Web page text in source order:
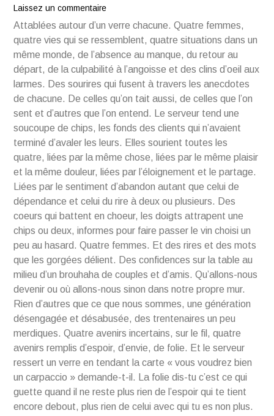
Laissez un commentaire
Attablées autour d’un verre chacune. Quatre femmes,
quatre vies qui se ressemblent, quatre situations dans un
même monde, de l’absence au manque, du retour au
départ, de la culpabilité à l’angoisse et des clins d’oeil aux
larmes. Des sourires qui fusent à travers les anecdotes
de chacune. De celles qu’on tait aussi, de celles que l’on
sent et d’autres que l’on entend. Le serveur tend une
soucoupe de chips, les fonds des clients qui n’avaient
terminé d’avaler les leurs. Elles sourient toutes les
quatre, liées par la même chose, liées par le même plaisir
et la même douleur, liées par l’éloignement et le partage.
Liées par le sentiment d’abandon autant que celui de
dépendance et celui du rire à deux ou plusieurs. Des
coeurs qui battent en choeur, les doigts attrapent une
chips ou deux, informes pour faire passer le vin choisi un
peu au hasard. Quatre femmes. Et des rires et des mots
que les gorgées délient. Des confidences sur la table au
milieu d’un brouhaha de couples et d’amis. Qu’allons-nous
devenir ou où allons-nous sinon dans notre propre mur.
Rien d’autres que ce que nous sommes, une génération
désengagée et désabusée, des trentenaires un peu
merdiques. Quatre avenirs incertains, sur le fil, quatre
avenirs remplis d’espoir, d’envie, de folie. Et le serveur
ressert un verre en tendant la carte « vous voudrez bien
un carpaccio » demande-t-il. La folie dis-tu c’est ce qui
guette quand il ne reste plus rien de l’espoir qui te tient
encore debout, plus rien de celui avec qui tu es non plus.